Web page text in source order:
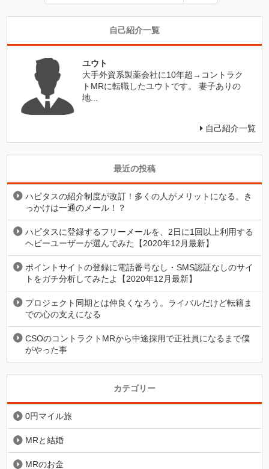
自己紹介一覧
ユウト
大手外資系製薬会社に10年超→コントラク
トMRに転職したユウトです。 妻子ありの
地...
自己紹介一覧
最近の投稿
ハピタスの紹介制度が改訂！多くの人がメリットになる。き
っかけは一通のメール！？
ハピタスに登録するフリーメールを、2日に1回以上利用する
ヘビーユーザーが選んでみた【2020年12月最新】
ポイントサイトの登録に電話番号なし・SMS認証なしのサイ
トをガチ分析してみたよ【2020年12月最新】
プロジェクト同期とは仲良くなろう。ライバルだけど転籍ま
での心の支えになる
CSOのコントラクトMRから中途採用で正社員になるまで僕
がやった事
カテゴリー
0円マイル旅
MRと結婚
MRのお金